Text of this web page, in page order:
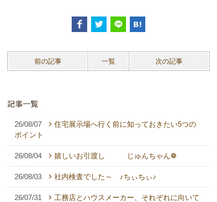
前の記事 一覧 次の記事
記事一覧
26/08/07
住宅展示場へ行く前に知っておきたい5つの
ポイント
26/08/04 嬉しいお引渡し じゅんちゃん❁
26/08/03 社内検査でした～ ♪ちぃちぃ♪
26/07/31
工務店とハウスメーカー、それぞれに向いて